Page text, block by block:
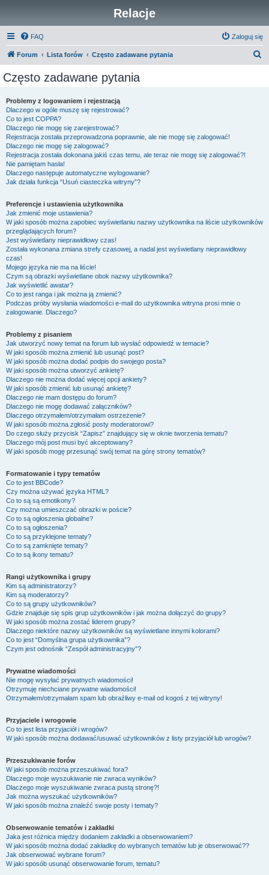
Relacje
FAQ Zaloguj się
Forum Lista forów Często zadawane pytania
Często zadawane pytania
Problemy z logowaniem i rejestracją
Dlaczego w ogóle muszę się rejestrować?
Co to jest COPPA?
Dlaczego nie mogę się zarejestrować?
Rejestracja została przeprowadzona poprawnie, ale nie mogę się zalogować!
Dlaczego nie mogę się zalogować?
Rejestracja została dokonana jakiś czas temu, ale teraz nie mogę się zalogować?!
Nie pamiętam hasła!
Dlaczego następuje automatyczne wylogowanie?
Jak działa funkcja “Usuń ciasteczka witryny”?
Preferencje i ustawienia użytkownika
Jak zmienić moje ustawienia?
W jaki sposób można zapobiec wyświetlaniu nazwy użytkownika na liście użytkowników
przeglądających forum?
Jest wyświetlany nieprawidłowy czas!
Została wykonana zmiana strefy czasowej, a nadal jest wyświetlany nieprawidłowy
czas!
Mojego języka nie ma na liście!
Czym są obrazki wyświetlane obok nazwy użytkownika?
Jak wyświetlić awatar?
Co to jest ranga i jak można ją zmienić?
Podczas próby wysłania wiadomości e-mail do użytkownika witryna prosi mnie o
zalogowanie. Dlaczego?
Problemy z pisaniem
Jak utworzyć nowy temat na forum lub wysłać odpowiedź w temacie?
W jaki sposób można zmienić lub usunąć post?
W jaki sposób można dodać podpis do swojego posta?
W jaki sposób można utworzyć ankietę?
Dlaczego nie można dodać więcej opcji ankiety?
W jaki sposób zmienić lub usunąć ankietę?
Dlaczego nie mam dostępu do forum?
Dlaczego nie mogę dodawać załączników?
Dlaczego otrzymałem/otrzymałam ostrzeżenie?
W jaki sposób można zgłosić posty moderatorowi?
Do czego służy przycisk “Zapisz” znajdujący się w oknie tworzenia tematu?
Dlaczego mój post musi być akceptowany?
W jaki sposób mogę przesunąć swój temat na górę strony tematów?
Formatowanie i typy tematów
Co to jest BBCode?
Czy można używać języka HTML?
Co to są są emotikony?
Czy można umieszczać obrazki w poście?
Co to są ogłoszenia globalne?
Co to są ogłoszenia?
Co to są przyklejone tematy?
Co to są zamknięte tematy?
Co to są ikony tematu?
Rangi użytkownika i grupy
Kim są administratorzy?
Kim są moderatorzy?
Co to są grupy użytkowników?
Gdzie znajduje się spis grup użytkowników i jak można dołączyć do grupy?
W jaki sposób można zostać liderem grupy?
Dlaczego niektóre nazwy użytkowników są wyświetlane innymi kolorami?
Co to jest “Domyślna grupa użytkownika”?
Czym jest odnośnik “Zespół administracyjny”?
Prywatne wiadomości
Nie mogę wysyłać prywatnych wiadomości!
Otrzymuję niechciane prywatne wiadomości!
Otrzymałem/otrzymałam spam lub obraźliwy e-mail od kogoś z tej witryny!
Przyjaciele i wrogowie
Co to jest lista przyjaciół i wrogów?
W jaki sposób można dodawać/usuwać użytkowników z listy przyjaciół lub wrogów?
Przeszukiwanie forów
W jaki sposób można przeszukiwać fora?
Dlaczego moje wyszukiwanie nie zwraca wyników?
Dlaczego moje wyszukiwanie zwraca pustą stronę?!
Jak można wyszukać użytkowników?
W jaki sposób można znaleźć swoje posty i tematy?
Obserwowanie tematów i zakładki
Jaka jest różnica między dodaniem zakładki a obserwowaniem?
W jaki sposób można dodać zakładkę do wybranych tematów lub je obserwować??
Jak obserwować wybrane forum?
W jaki sposób usunąć obserwowanie forum, tematu?